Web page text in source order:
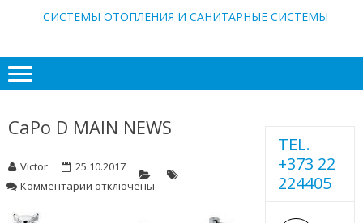
CИСТЕМЫ ОТОПЛЕНИЯ И САНИТАРНЫЕ СИСТЕМЫ
CaPo D MAIN NEWS
Victor
25.10.2017
Комментарии котключены
TEL.
+373 22
224405